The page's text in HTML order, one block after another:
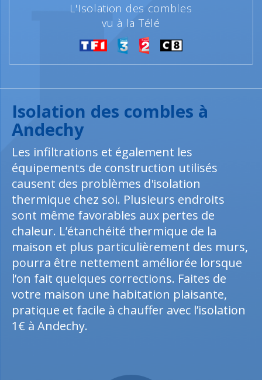
L'Isolation des combles
vu à la Télé
Isolation des combles à
Andechy
Les infiltrations et également les
équipements de construction utilisés
causent des problèmes d'isolation
thermique chez soi. Plusieurs endroits
sont même favorables aux pertes de
chaleur. L’étanchéité thermique de la
maison et plus particulièrement des murs,
pourra être nettement améliorée lorsque
l’on fait quelques corrections. Faites de
votre maison une habitation plaisante,
pratique et facile à chauffer avec l’isolation
1€ à Andechy.